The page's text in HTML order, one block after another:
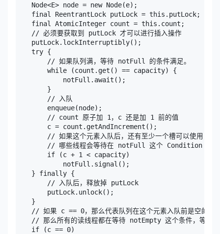
    Node<E> node = new Node(e);
    final ReentrantLock putLock = this.putLock;
    final AtomicInteger count = this.count;
    // 必须要获取到 putLock 才可以进行插入操作
    putLock.lockInterruptibly();
    try {
        // 如果队列满，等待 notFull 的条件满足。
        while (count.get() == capacity) {
            notFull.await();
        }
        // 入队
        enqueue(node);
        // count 原子加 1，c 还是加 1 前的值
        c = count.getAndIncrement();
// 如果这个元素入队后，还有至少一个槽可以使用，
// 哪些线程会等待在 notFull 这个 Condition 上
        if (c + 1 < capacity)
            notFull.signal();
    } finally {
        // 入队后，释放掉 putLock
        putLock.unlock();
    }
// 如果 c == 0，那么代表队列在这个元素入队前是空的（
// 那么所有的读线程都在等待 notEmpty 这个条件，等待
    if (c == 0)